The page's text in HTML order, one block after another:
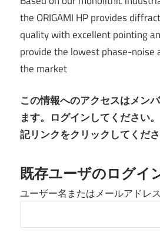
the ORIGAMI HP provides
quality with excellent pointing
provide the lowest phase-noise
the market
この情報へのアクセスはメン
ます。ログインしてください
記リンクをクリックしてくださ
既存ユーザのログイ
ユーザー名またはメールアドレス